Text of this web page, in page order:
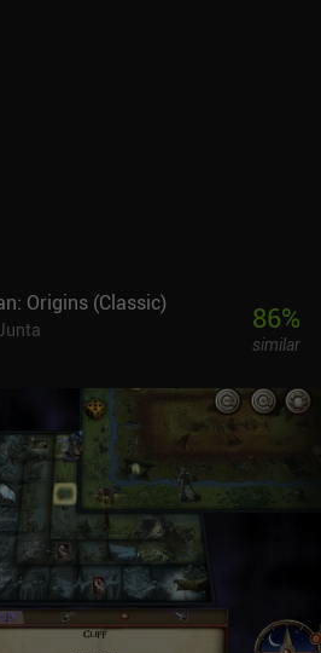
de usuario intuitiva, controles fáciles
El único inconveniente real es
sonido. Pero, personalmente, podría
ya que el núcleo del juego ofrece
en la Segunda
es un juego premium de 4,99 $ sin
de la aplicación.
Origins (Classic) 86%
similar